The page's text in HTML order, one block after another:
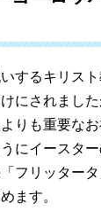
するキリス
にされまし
りも重要な
にイースタ
フリッター
ます。